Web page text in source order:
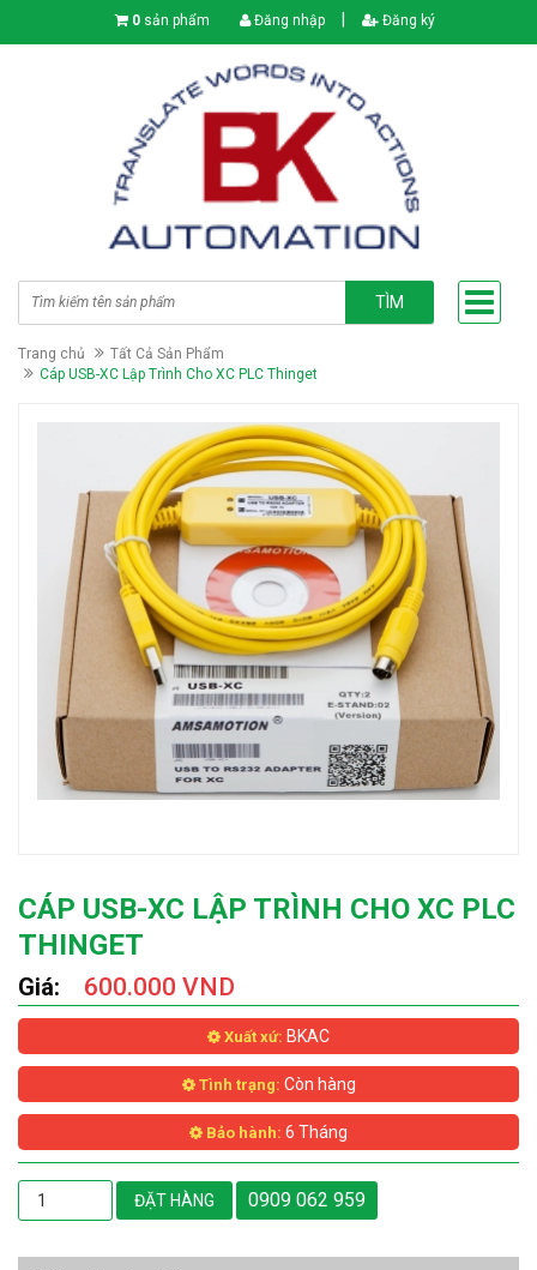
0 sản phẩm Đăng nhập Đăng ký
TÌM
Trang chủ
Tất Cả Sản Phẩm
Cáp USB-XC Lập Trình Cho XC PLC Thinget
CÁP USB-XC LẬP TRÌNH CHO XC PLC
THINGET
Giá: 600.000 VND
Xuất xứ: BKAC
Tình trạng: Còn hàng
Bảo hành: 6 Tháng
ĐẶT HÀNG 0909 062 959